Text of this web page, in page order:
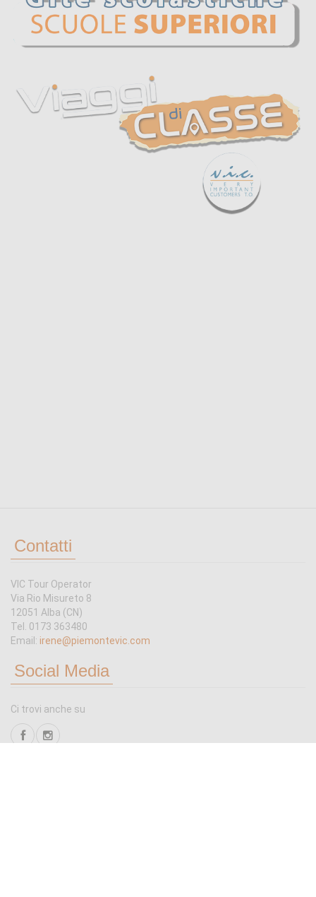
Contatti
VIC Tour Operator
Via Rio Misureto 8
12051 Alba (CN)
Tel. 0173 363480
Email: irene@piemontevic.com
Social Media
Ci trovi anche su